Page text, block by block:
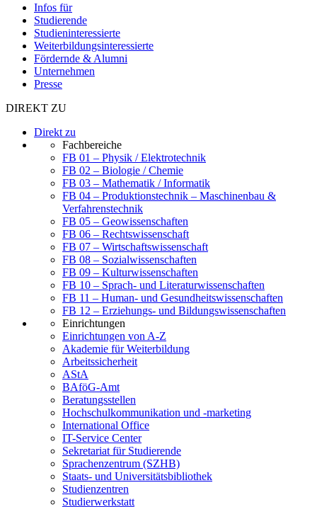
Infos für
Studierende
Studieninteressierte
Weiterbildungsinteressierte
Fördernde & Alumni
Unternehmen
Presse
DIREKT ZU
Direkt zu
Fachbereiche
FB 01 – Physik / Elektrotechnik
FB 02 – Biologie / Chemie
FB 03 – Mathematik / Informatik
FB 04 – Produktionstechnik – Maschinenbau &
Verfahrenstechnik
FB 05 – Geowissenschaften
FB 06 – Rechtswissenschaft
FB 07 – Wirtschaftswissenschaft
FB 08 – Sozialwissenschaften
FB 09 – Kulturwissenschaften
FB 10 – Sprach- und Literaturwissenschaften
FB 11 – Human- und Gesundheitswissenschaften
FB 12 – Erziehungs- und Bildungswissenschaften
Einrichtungen
Einrichtungen von A-Z
Akademie für Weiterbildung
Arbeitssicherheit
AStA
BAföG-Amt
Beratungsstellen
Hochschulkommunikation und -marketing
International Office
IT-Service Center
Sekretariat für Studierende
Sprachenzentrum (SZHB)
Staats- und Universitätsbibliothek
Studienzentren
Studierwerkstatt